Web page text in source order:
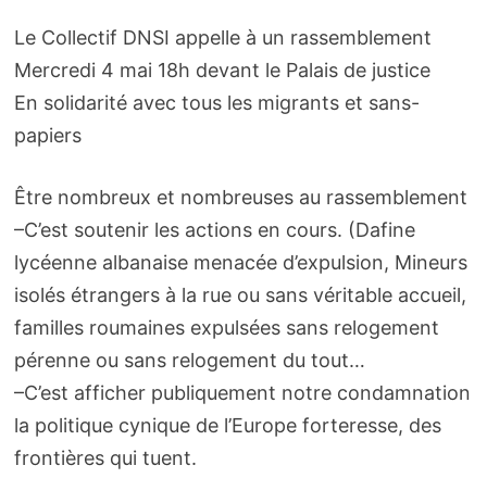
Le Collectif DNSI appelle à un rassemblement
Mercredi 4 mai 18h devant le Palais de justice
En solidarité avec tous les migrants et sans-
papiers
Être nombreux et nombreuses au rassemblement
–C’est soutenir les actions en cours. (Dafine
lycéenne albanaise menacée d’expulsion, Mineurs
isolés étrangers à la rue ou sans véritable accueil,
familles roumaines expulsées sans relogement
pérenne ou sans relogement du tout…
–C’est afficher publiquement notre condamnation
la politique cynique de l’Europe forteresse, des
frontières qui tuent.